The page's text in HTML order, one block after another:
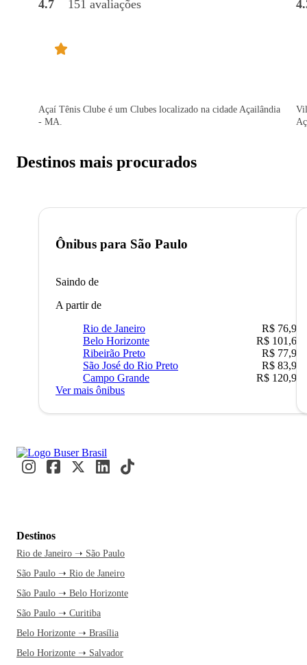
4.7 151 avaliações
Açaí Tênis Clube é um Clubes localizado na cidade Açailândia
- MA.
Destinos mais procurados
Ônibus para São Paulo
Saindo de
A partir de
Rio de Janeiro
R$ 76,90
Belo Horizonte
R$ 101,67
Ribeirão Preto
R$ 77,90
São José do Rio Preto
R$ 83,90
Campo Grande
R$ 120,90
Ver mais ônibus
Destinos
Rio de Janeiro ➝ São Paulo
São Paulo ➝ Rio de Janeiro
São Paulo ➝ Belo Horizonte
São Paulo ➝ Curitiba
Belo Horizonte ➝ Brasília
Belo Horizonte ➝ Salvador